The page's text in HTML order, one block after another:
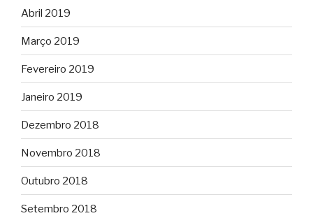
Abril 2019
Março 2019
Fevereiro 2019
Janeiro 2019
Dezembro 2018
Novembro 2018
Outubro 2018
Setembro 2018